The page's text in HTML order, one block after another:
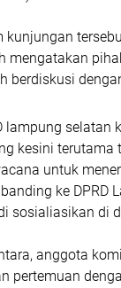
kunjungan
mengatakan
berdiskusi
lampung
kesini terutama
untuk
ke DPRD
sosialiasikan di
anggota
pertemuan